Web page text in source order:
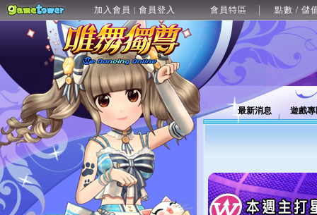
加入會員 | 會員登入 會員特區 點數 / 儲
最新消息 遊戲